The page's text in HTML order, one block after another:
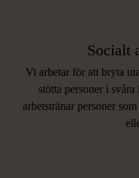
Socialt
Vi arbetar för att bryta
stötta personer i
arbetstränar personer